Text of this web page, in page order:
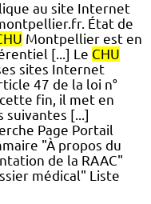
au site Internet
État de
Montpellier est en
[...] Le CHU
sites Internet
47 de la loi n°
fin, il met en
[...]
Page Portail
"À propos du
de la RAAC"
médical" Liste